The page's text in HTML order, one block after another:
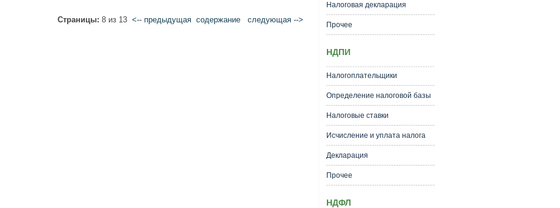
Страницы: 8 из 13 <-- предыдущая cодержание следующая -->
Налоговая декларация
Прочее
НДПИ
Налогоплательщики
Определение налоговой базы
Налоговые ставки
Исчисление и уплата налога
Декларация
Прочее
НДФЛ